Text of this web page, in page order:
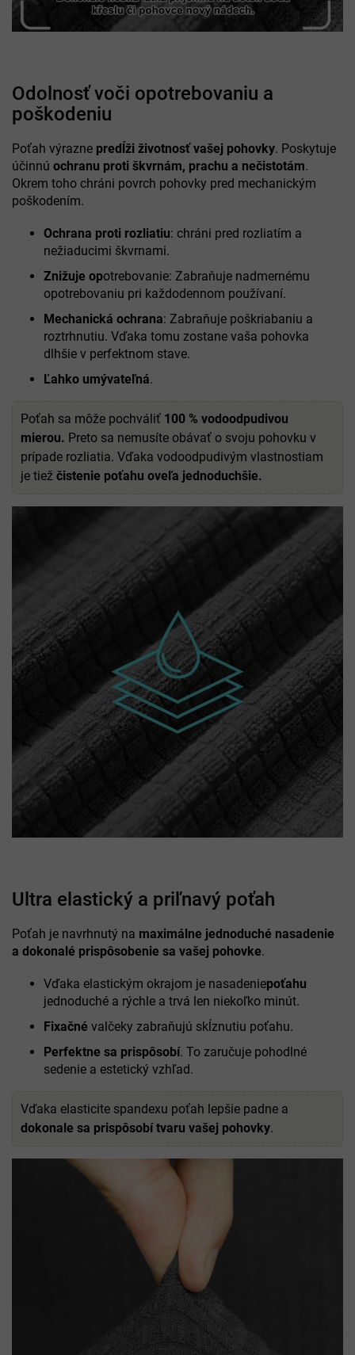
Odolnosť voči opotrebovaniu a
poškodeniu
Poťah výrazne predĺži životnosť vašej pohovky. Poskytuje
účinnú ochranu proti škvrnám, prachu a nečistotám.
Okrem toho chráni povrch pohovky pred mechanickým
poškodením.
Ochrana proti rozliatiu: chráni pred rozliatím a
nežiaducimi škvrnami.
Znižuje opotrebovanie: Zabraňuje nadmernému
opotrebovaniu pri každodennom používaní.
Mechanická ochrana: Zabraňuje poškriabaniu a
roztrhnutiu. Vďaka tomu zostane vaša pohovka
dlhšie v perfektnom stave.
Ľahko umývateľná.
Poťah sa môže pochváliť 100 % vodoodpudivou
mierou. Preto sa nemusíte obávať o svoju pohovku v
prípade rozliatia. Vďaka vodoodpudivým vlastnostiam
je tiež čistenie poťahu oveľa jednoduchšie.
Ultra elastický a priľnavý poťah
Poťah je navrhnutý na maximálne jednoduché nasadenie
a dokonalé prispôsobenie sa vašej pohovke.
Vďaka elastickým okrajom je nasadeniepoťahu
jednoduché a rýchle a trvá len niekoľko minút.
Fixačné valčeky zabraňujú skĺznutiu poťahu.
Perfektne sa prispôsobí. To zaručuje pohodlné
sedenie a estetický vzhľad.
Vďaka elasticite spandexu poťah lepšie padne a
dokonale sa prispôsobí tvaru vašej pohovky.